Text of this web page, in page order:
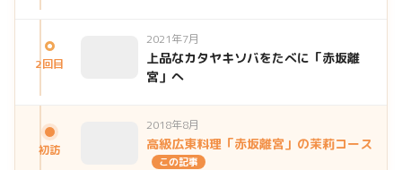
2回目
2021年7月
上品なカタヤキソバをたべに「赤坂離
宮」へ
初訪
2018年8月
高級広東料理「赤坂離宮」の茉莉コース
この記事